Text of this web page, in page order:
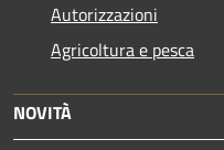
Autorizzazioni
Agricoltura e pesca
NOVITÀ